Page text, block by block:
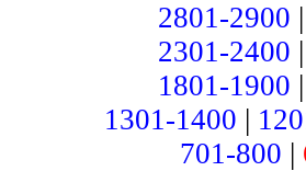
2801-2900 |
2301-2400 |
1801-1900 |
1301-1400 |
701-800 |